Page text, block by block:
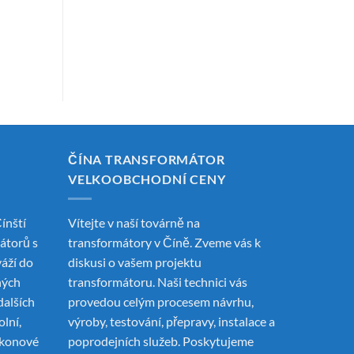
s
do
ČÍNA TRANSFORMÁTOR
VELKOOBCHODNÍ CENY
Vítejte v naší továrně na
transformátory v Číně. Zveme vás k
diskusi o vašem projektu
transformátoru. Naši technici vás
provedou celým procesem návrhu,
výroby, testování, přepravy, instalace a
poprodejních služeb. Poskytujeme